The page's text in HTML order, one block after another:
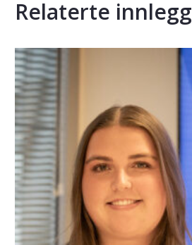
Relaterte innlegg